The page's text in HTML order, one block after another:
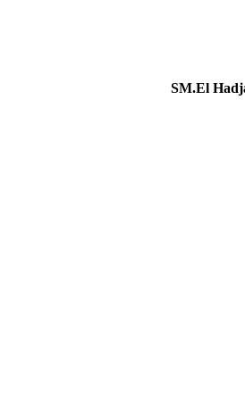
SM.El